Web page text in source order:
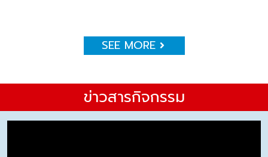
SEE MORE
ข่าวสารกิจกรรม